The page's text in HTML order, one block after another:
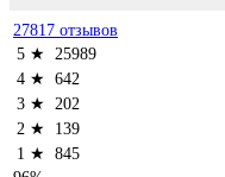
27817 отзывов
5 ★
25989
4 ★ 642
3 ★
202
2 ★
139
1 ★ 845